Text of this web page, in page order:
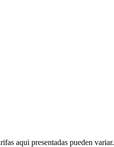
aqui presentadas pueden variar.